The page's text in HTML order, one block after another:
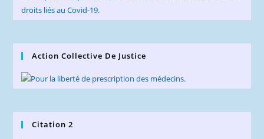
Action Collective De Justice
Citation 2